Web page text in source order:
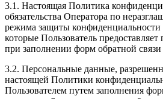
3.1. Настоящая Политика
обязательства Оператора по
режима защиты
которые Пользователь
при заполнении форм обратной связи
3.2. Персональные данные,
настоящей Политики
Пользователем путем заполнения